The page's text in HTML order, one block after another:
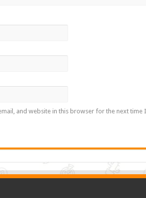
and website in this browser for the next time